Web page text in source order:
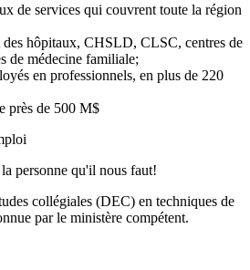
de services qui couvrent toute la région
hôpitaux, CHSLD, CLSC, centres de
de médecine familiale;
en professionnels, en plus de 220
près de 500 M$
personne qu'il nous faut!
collégiales (DEC) en techniques de
par le ministère compétent.